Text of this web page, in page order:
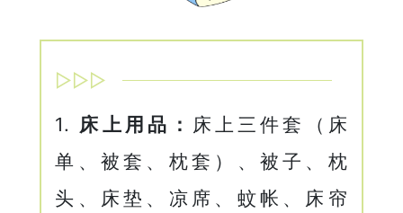
▷▷▷
1. 床上用品： 床上三件套（床
单、被套、枕套）、被子、枕
头、床垫、凉席、蚊帐、床帘